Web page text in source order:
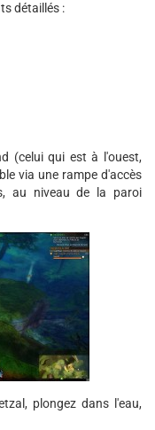
détaillés :
(celui qui est à l'ouest,
via une rampe d'accès
au niveau de la paroi
plongez dans l'eau,